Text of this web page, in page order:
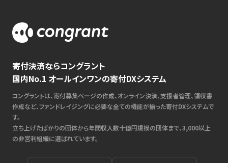
寄付決済ならコングラント
国内No.1 オールインワンの寄付DXシステム
コングラントは、寄付募集ページの作成、オンライン決済、支援者管理、領収書
作成など、ファンドレイジングに必要な全ての機能が揃った寄付DXシステムで
す。
立ち上げたばかりの団体から年間収入数十億円規模の団体まで、3,000以上
の非営利組織に選ばれています。